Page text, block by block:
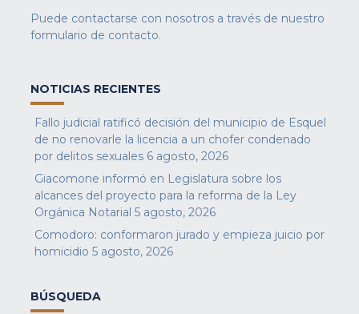
Puede contactarse con nosotros a través de nuestro
formulario de contacto.
NOTICIAS RECIENTES
Fallo judicial ratificó decisión del municipio de Esquel
de no renovarle la licencia a un chofer condenado
por delitos sexuales 6 agosto, 2026
Giacomone informó en Legislatura sobre los
alcances del proyecto para la reforma de la Ley
Orgánica Notarial 5 agosto, 2026
Comodoro: conformaron jurado y empieza juicio por
homicidio 5 agosto, 2026
BÚSQUEDA